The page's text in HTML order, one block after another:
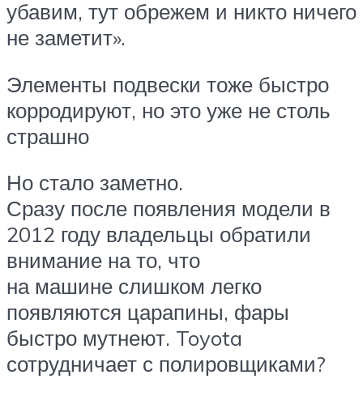
убавим, тут обрежем и никто ничего
не заметит».
Элементы подвески тоже быстро
корродируют, но это уже не столь
страшно
Но стало заметно.
Сразу после появления модели в
2012 году владельцы обратили
внимание на то, что
на машине слишком легко
появляются царапины, фары
быстро мутнеют. Toyota
сотрудничает с полировщиками?